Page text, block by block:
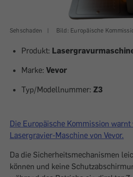
Sehschaden | Bild: Europäische
Produkt:
Marke: Vevor
Typ/Modellnummer: Z3
Die Europäische Kommission warnt
Lasergravier-Maschine von Vevor.
Da die Sicherheitsmechanismen
können und keine